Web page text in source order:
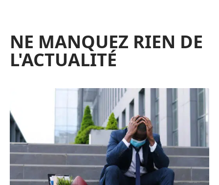
NE MANQUEZ RIEN DE
L'ACTUALITÉ